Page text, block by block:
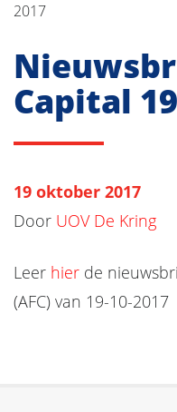
2017
Capital
19 oktober 2017
Door UOV De Kring
Leer hier de
(AFC) van 19-10-2017